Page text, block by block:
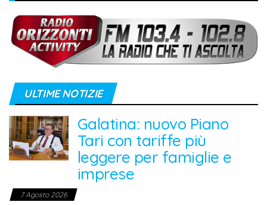
ULTIME NOTIZIE
Galatina: nuovo Piano
Tari con tariffe più
leggere per famiglie e
imprese
7 Agosto 2026